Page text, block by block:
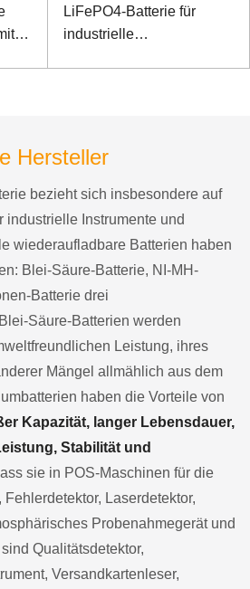
LiFePO4-Batterie für
industrielle
Hersteller
bezieht sich insbesondere auf
industrielle Instrumente und
wiederaufladbare Batterien haben
Blei-Säure-Batterie, NI-MH-
Batterie drei
Säure-Batterien werden
Leistung, ihres
Mängel allmählich aus dem
haben die Vorteile von
Kapazität, langer Lebensdauer,
Stabilität und
sie in POS-Maschinen für die
Laserdetektor,
Probenahmegerät und
Qualitätsdetektor,
Versandkartenleser,